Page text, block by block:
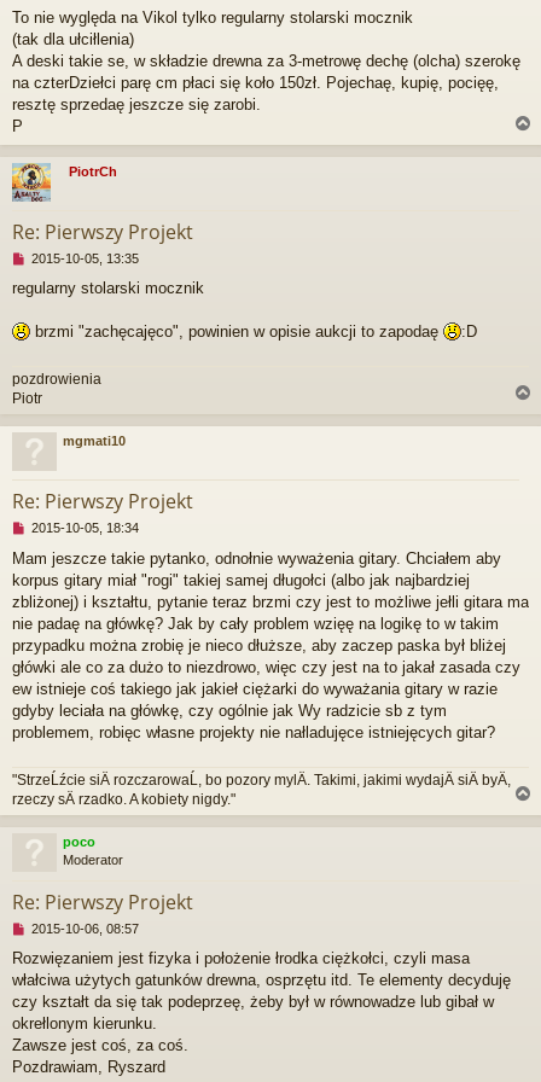
e
p
r
z
c
y
t
a
n
p
o
t
To nie wyględa na Vikol tylko regularny stolarski mocznik
(tak dla ułciłlenia)
A deski takie se, w składzie drewna za 3-metrowę dechę (olcha) szerokę
na czterDziełci parę cm płaci się koło 150zł. Pojechaę, kupię, pocięę,
resztę sprzedaę jeszcze się zarobi.
P
a
PiotrCh
Re: Pierwszy Projekt
N
e
r
c
z
t
a
n
p
o
t
2015-10-05, 13:35
regularny stolarski mocznik
brzmi "zachęcajęco", powinien w opisie aukcji to zapodaę :D
pozdrowienia
Piotr
g
mgmati10
Re: Pierwszy Projekt
N
e
p
r
c
z
y
t
p
o
s
2015-10-05, 18:34
Mam jeszcze takie pytanko, odnołnie wyważenia gitary. Chciałem aby
korpus gitary miał "rogi" takiej samej długołci (albo jak najbardziej
zbliżonej) i kształtu, pytanie teraz brzmi czy jest to możliwe jełli gitara ma
nie padaę na główkę? Jak by cały problem wzięę na logikę to w takim
przypadku można zrobię je nieco dłuższe, aby zaczep paska był bliżej
główki ale co za dużo to niezdrowo, więc czy jest na to jakał zasada czy
ew istnieje coś takiego jak jakieł ciężarki do wyważania gitary w razie
gdyby leciała na główkę, czy ogólnie jak Wy radzicie sb z tym
problemem, robięc własne projekty nie nałladujęce istniejęcych gitar?
"StrzeĹźcie siÄ rozczarowaĹ, bo pozory mylÄ. Takimi, jakimi wydajÄ siÄ byÄ,
rzeczy sÄ rzadko. A kobiety nigdy."
a
poco
Moderator
Re: Pierwszy Projekt
N
e
p
r
z
c
z
2015-10-06, 08:57
Rozwięzaniem jest fizyka i położenie łrodka ciężkołci, czyli masa
włałciwa użytych gatunków drewna, osprzętu itd. Te elementy decyduję
czy kształt da się tak podeprzeę, żeby był w równowadze lub gibał w
okrełlonym kierunku.
Zawsze jest coś, za coś.
Pozdrawiam, Ryszard